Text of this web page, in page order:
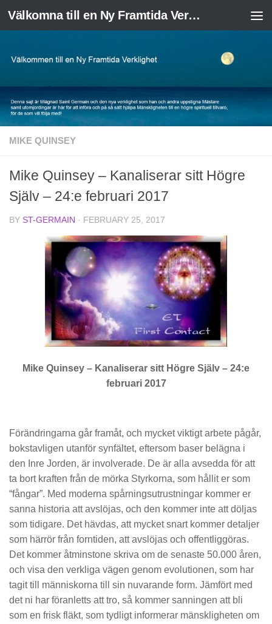
Skip to content Välkomna till en Ny Framtida Verklighet
MIKE QUINSEY
Mike Quinsey – Kanaliserar sitt Högre
Själv – 24:e februari 2017
BY ST-GERMAIN · FEBRUARY 25, 2017
Mike Quinsey – Kanaliserar sitt Högre Själv – 24:e
februari 2017
Förändringarna går framåt, och mycket viktigt arbete pågår,
bokstavligen utanför synfältet, eftersom baser belägna i
den Inre Jorden, är involverade. De är alla avsedda för att
ta bort kraften från de mörka Styrkorna, som hållit er som
“fångar”. Med moderna spårningsutrustningar kommer er
sanna historia att avslöjas, och den kommer inte att döljas
som tidigare. Det hävdas, att mycket snart kommer detaljer
som härrör från forntiden, att avslöjas och offentliggöras.
Det kommer åtminstone skriva om de senaste 50.000 åren,
och visa den verkliga vägen genom evolutionen, som har
tagit till människorna till sin nuvarande form. Jämfört med
det ni har föranletts att tro, så kommer sanningen att bli
som en frisk fläkt, som tydligt informerar mänskligheten om